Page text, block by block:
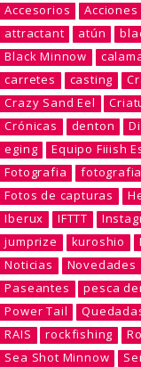
Accesorios
attractant
atún
Black Minnow
carretes
casting
Crazy Sand Eel
Crónicas
denton
eging
Equipo Fiiish
Fotografia
Fotos de capturas
Iberux
IFTTT
jumprize
kuroshio
Noticias
Novedades
Paseantes
pesca
Power Tail
RAIS
rockfishing
Sea Shot Minnow